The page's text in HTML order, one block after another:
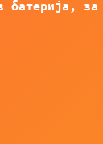
батерија, за